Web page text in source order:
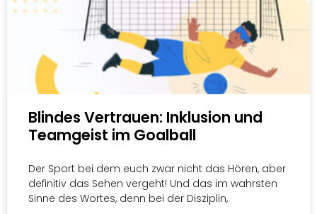
Blindes Vertrauen: Inklusion und
Teamgeist im Goalball
Der Sport bei dem euch zwar nicht das Hören, aber
definitiv das Sehen vergeht! Und das im wahrsten
Sinne des Wortes, denn bei der Disziplin,